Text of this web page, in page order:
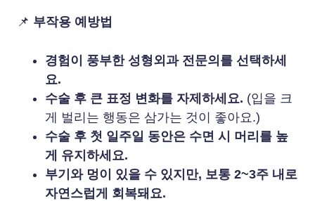
📌 부작용 예방법
경험이 풍부한 성형외과 전문의를 선택하세
요.
수술 후 큰 표정 변화를 자제하세요. (입을 크
게 벌리는 행동은 삼가는 것이 좋아요.)
수술 후 첫 일주일 동안은 수면 시 머리를 높
게 유지하세요.
부기와 멍이 있을 수 있지만, 보통 2~3주 내로
자연스럽게 회복돼요.